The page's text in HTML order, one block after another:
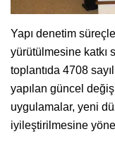
Yapı denetim
yürütülmesine katkı
toplantıda 4708
yapılan güncel
uygulamalar, yeni
iyileştirilmesine